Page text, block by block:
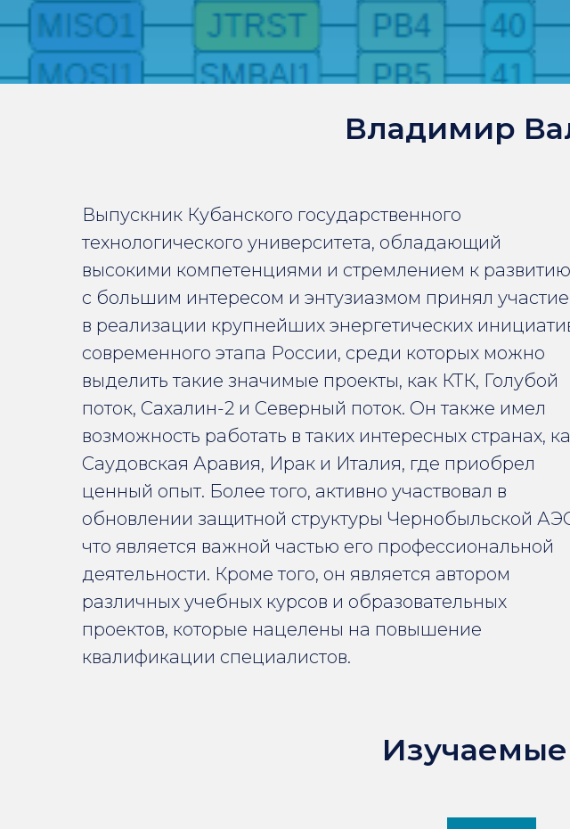
Владимир
Выпускник Кубанского государственного
технологического университета, обладающий
высокими компетенциями и стремлением к
с большим интересом и энтузиазмом принял участие
в реализации крупнейших энергетических
современного этапа России, среди которых можно
выделить такие значимые проекты, как КТК, Голубой
поток, Сахалин-2 и Северный поток. Он также имел
возможность работать в таких интересных странах,
Саудовская Аравия, Ирак и Италия, где приобрел
ценный опыт. Более того, активно участвовал в
обновлении защитной структуры Чернобыльской
что является важной частью его профессиональной
деятельности. Кроме того, он является автором
различных учебных курсов и образовательных
проектов, которые нацелены на повышение
квалификации специалистов.